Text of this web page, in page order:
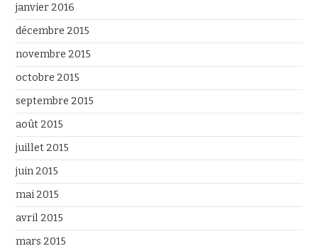
janvier 2016
décembre 2015
novembre 2015
octobre 2015
septembre 2015
août 2015
juillet 2015
juin 2015
mai 2015
avril 2015
mars 2015